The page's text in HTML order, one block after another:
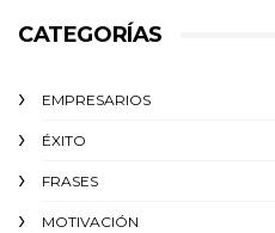
CATEGORÍAS
EMPRESARIOS
ÉXITO‬
FRASES
MOTIVACIÓN